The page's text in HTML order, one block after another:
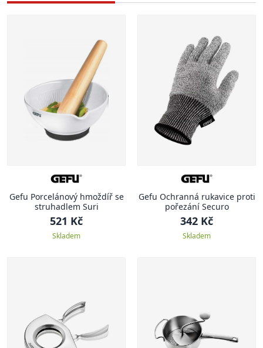
Gefu Porcelánový hmoždíř se
struhadlem Suri
521 Kč
Skladem
Gefu Ochranná rukavice proti
pořezání Securo
342 Kč
Skladem